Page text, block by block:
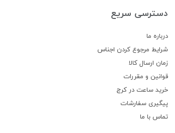
شوپیر
تیسوت(107)
متی تیسوت
لی کانر(106)
لی کوپر
دسترسی سریع
درباره ما
شرایط مرجوع کردن اجناس
زمان ارسال کالا
قوانین و مقررات
خرید ساعت در کرج
پیگیری سفارشات
تماس با ما